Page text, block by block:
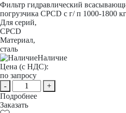
Фильтр гидравлический
погрузчика CPCD с г/ п 1000-1800 кг
Для серий,
CPCD
Материал,
сталь
Наличие
Цена (с НДС):
по запросу
-
+
Подробнее
Заказать